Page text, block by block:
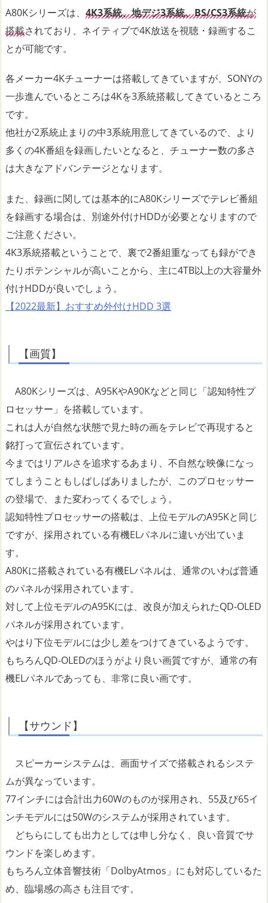
A80Kシリーズは、 4K3系統、地デジ3系統、BS/CS3系統が
搭載されており、ネイティブで4K放送を視聴・録画するこ
とが可能です。
各メーカー4Kチューナーは搭載してきていますが、SONYの
一歩進んでいるところは4Kを3系統搭載してきているところ
です。
他社が2系統止まりの中3系統用意してきているので、より
多くの4K番組を録画したいとなると、チューナー数の多さ
は大きなアドバンテージとなります。
また、録画に関しては基本的にA80Kシリーズでテレビ番組
を録画する場合は、別途外付けHDDが必要となりますので
ご注意ください。
4K3系統搭載ということで、裏で2番組重なっても録ができ
たりポテンシャルが高いことから、主に4TB以上の大容量外
付けHDDが良いでしょう。
【2022最新】おすすめ外付けHDD 3選
【画質】
A80Kシリーズは、A95KやA90Kなどと同じ「認知特性プ
ロセッサー」を搭載しています。
これは人が自然な状態で見た時の画をテレビで再現すると
銘打って宣伝されています。
今まではリアルさを追求するあまり、不自然な映像になっ
てしまうこともしばしばありましたが、このプロセッサー
の登場で、また変わってくるでしょう。
認知特性プロセッサーの搭載は、上位モデルのA95Kと同じ
ですが、採用されている有機ELパネルに違いが出ていま
す。
A80Kに搭載されている有機ELパネルは、通常のいわば普通
のパネルが採用されています。
対して上位モデルのA95Kには、改良が加えられたQD-OLED
パネルが採用されています。
やはり下位モデルには少し差をつけてきているようです。
もちろんQD-OLEDのほうがより良い画質ですが、通常の有
機ELパネルであっても、非常に良い画です。
【サウンド】
スピーカーシステムは、画面サイズで搭載されるシステ
ムが異なっています。
77インチには合計出力60Wのものが採用され、55及び65イ
ンチモデルには50Wのシステムが採用されています。
どちらにしても出力としては申し分なく、良い音質でサ
ウンドを楽しめます。
もちろん立体音響技術「DolbyAtmos」にも対応しているた
め、臨場感の高さも注目です。